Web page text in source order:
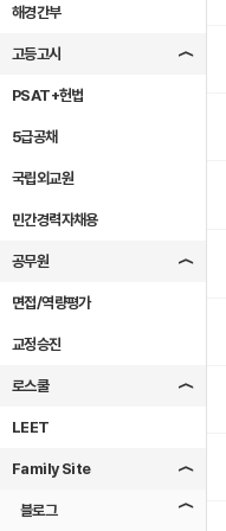
해경간부
고등고시
PSAT+헌법
5급공채
국립외교원
민간경력자채용
공무원
면접/역량평가
교정승진
로스쿨
LEET
Family Site
블로그